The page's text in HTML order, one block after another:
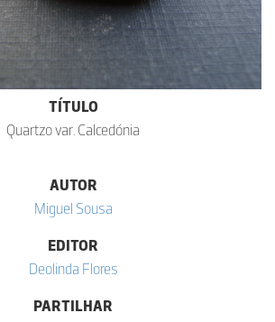
TÍTULO
Quartzo var. Calcedónia
AUTOR
Miguel Sousa
EDITOR
Deolinda Flores
PARTILHAR